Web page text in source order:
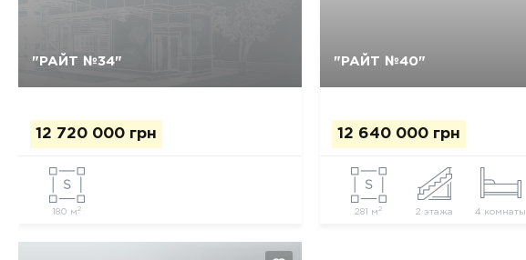
"РАЙТ №34"
12 720 000 грн
180 м2
"РАЙТ №40"
12 640 000 грн
281 м2 2 этажа 4 комнаты